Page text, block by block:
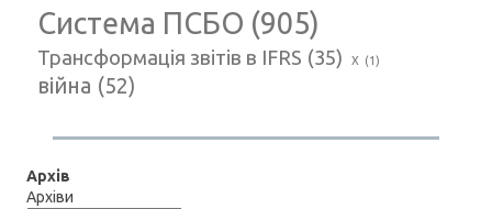
Система ПСБО (905)
Трансформація звітів в IFRS (35) Х (1)
війна (52)
Архів
Архіви